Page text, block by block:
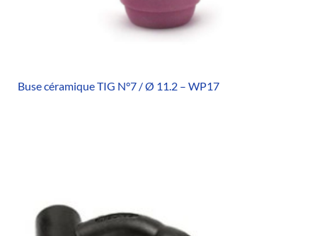
Buse céramique TIG N°7 / Ø 11.2 – WP17